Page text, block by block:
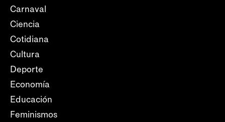
Carnaval
Ciencia
Cotidiana
Cultura
Deporte
Economía
Educación
Feminismos